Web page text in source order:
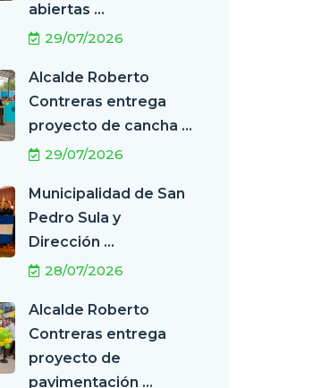
abiertas ...
29/07/2026
Alcalde Roberto
Contreras entrega
proyecto de cancha ...
29/07/2026
Municipalidad de San
Pedro Sula y
Dirección ...
28/07/2026
Alcalde Roberto
Contreras entrega
proyecto de
pavimentación ...